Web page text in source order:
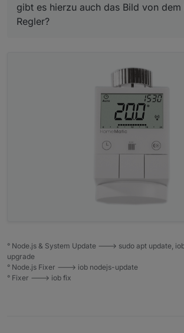
gibt es hierzu auch das Bild von dem
Regler?
° Node.js & System Update ---> sudo apt update,
upgrade
° Node.js Fixer ---> iob nodejs-update
° Fixer ---> iob fix